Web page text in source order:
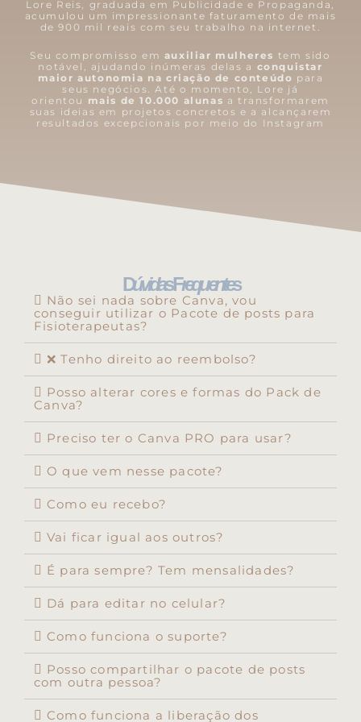
r
a
m
e
e
s
t
Lore Reis, graduada em Publicidade e Propaganda,
acumulou um impressionante faturamento de mais
de 900 mil reais com seu trabalho na internet.
Seu compromisso em auxiliar mulheres tem sido
notável, ajudando inúmeras delas a conquistar
maior autonomia na criação de conteúdo para
seus negócios. Até o momento, Lore já
orientou mais de 10.000 alunas a transformarem
suas ideias em projetos concretos e a alcançarem
resultados excepcionais por meio do Instagram
Dúvidas Frequentes
Não sei nada sobre Canva, vou
conseguir utilizar o Pacote de posts para
Fisioterapeutas?
❌ Tenho direito ao reembolso?
Posso alterar cores e formas do Pack de
Canva?
Preciso ter o Canva PRO para usar?
O que vem nesse pacote?
Como eu recebo?
Vai ficar igual aos outros?
É para sempre? Tem mensalidades?
Dá para editar no celular?
Como funciona o suporte?
Posso compartilhar o pacote de posts
com outra pessoa?
Como funciona a liberação dos